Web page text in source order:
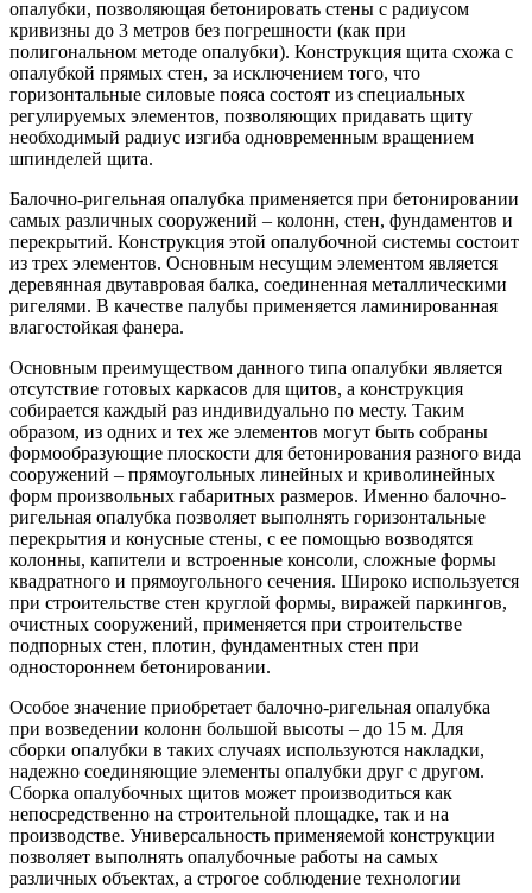
опалубки, позволяющая бетонировать стены с радиусом
кривизны до 3 метров без погрешности (как при
полигональном методе опалубки). Конструкция щита схожа с
опалубкой прямых стен, за исключением того, что
горизонтальные силовые пояса состоят из специальных
регулируемых элементов, позволяющих придавать щиту
необходимый радиус изгиба одновременным вращением
шпинделей щита.
Балочно-ригельная опалубка применяется при бетонировании
самых различных сооружений – колонн, стен, фундаментов и
перекрытий. Конструкция этой опалубочной системы состоит
из трех элементов. Основным несущим элементом является
деревянная двутавровая балка, соединенная металлическими
ригелями. В качестве палубы применяется ламинированная
влагостойкая фанера.
Основным преимуществом данного типа опалубки является
отсутствие готовых каркасов для щитов, а конструкция
собирается каждый раз индивидуально по месту. Таким
образом, из одних и тех же элементов могут быть собраны
формообразующие плоскости для бетонирования разного вида
сооружений – прямоугольных линейных и криволинейных
форм произвольных габаритных размеров. Именно балочно-
ригельная опалубка позволяет выполнять горизонтальные
перекрытия и конусные стены, с ее помощью возводятся
колонны, капители и встроенные консоли, сложные формы
квадратного и прямоугольного сечения. Широко используется
при строительстве стен круглой формы, виражей паркингов,
очистных сооружений, применяется при строительстве
подпорных стен, плотин, фундаментных стен при
одностороннем бетонировании.
Особое значение приобретает балочно-ригельная опалубка
при возведении колонн большой высоты – до 15 м. Для
сборки опалубки в таких случаях используются накладки,
надежно соединяющие элементы опалубки друг с другом.
Сборка опалубочных щитов может производиться как
непосредственно на строительной площадке, так и на
производстве. Универсальность применяемой конструкции
позволяет выполнять опалубочные работы на самых
различных объектах, а строгое соблюдение технологии